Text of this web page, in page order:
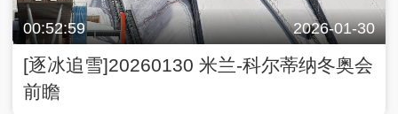
00:52:59 2026-01-30
[逐冰追雪]20260130 米兰-科尔蒂纳冬奥会
前瞻